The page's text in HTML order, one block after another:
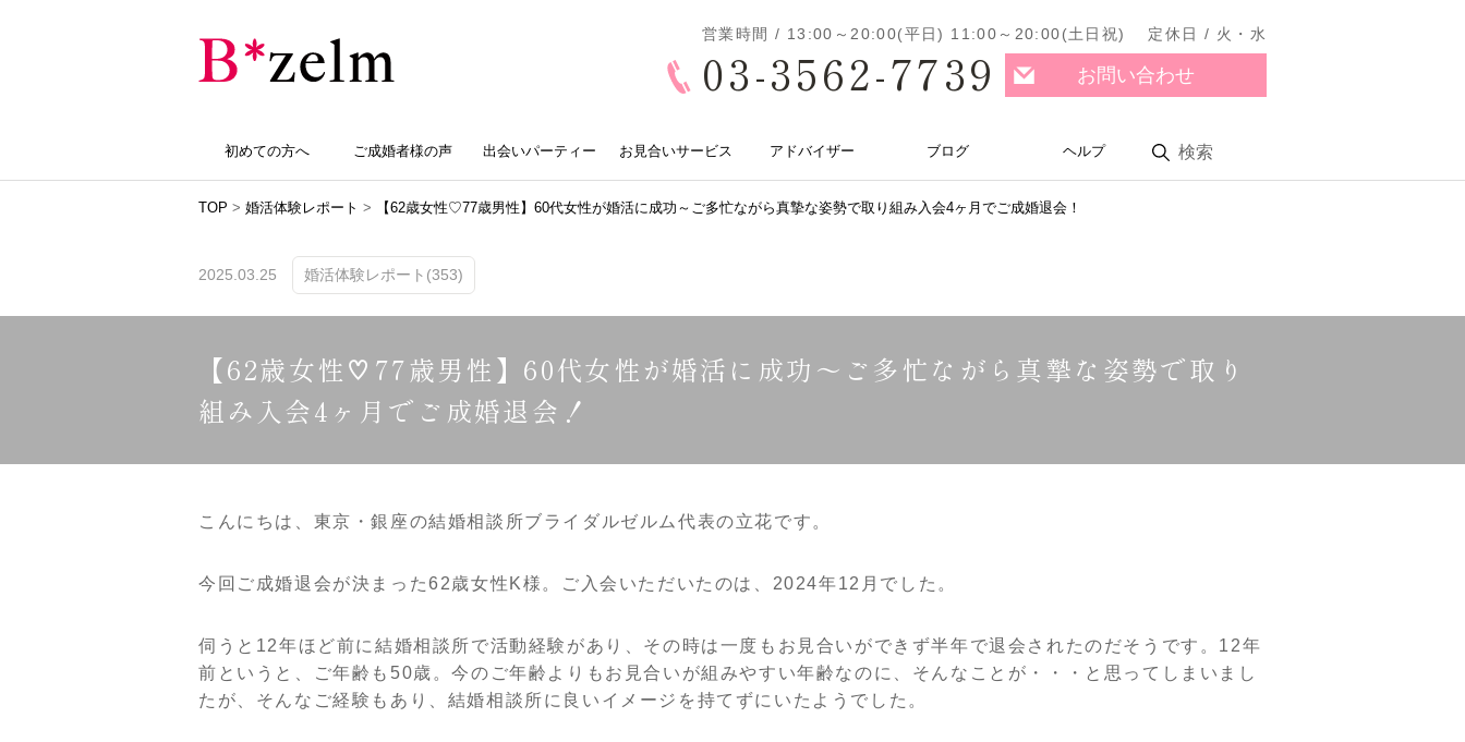
営業時間 / 13:00～20:00(平日) 11:00～20:00(土日祝) 定休日 / 火・水
03-3562-7739 お問い合わせ
初めての方へ ご成婚者様の声 出会いパーティー お見合いサービス アドバイザー ブログ ヘルプ 検索
TOP > 婚活体験レポート > 【62歳女性♡77歳男性】60代女性が婚活に成功～ご多忙ながら真摯な姿勢で取り組み入会4ヶ月でご成婚退会！
2025.03.25 婚活体験レポート(353)
【62歳女性♡77歳男性】60代女性が婚活に成功～ご多忙ながら真摯な姿勢で取り
組み入会4ヶ月でご成婚退会！
こんにちは、東京・銀座の結婚相談所ブライダルゼルム代表の立花です。
今回ご成婚退会が決まった62歳女性K様。ご入会いただいたのは、2024年12月でした。
伺うと12年ほど前に結婚相談所で活動経験があり、その時は一度もお見合いができず半年で退会されたのだそうです。12年
前というと、ご年齢も50歳。今のご年齢よりもお見合いが組みやすい年齢なのに、そんなことが・・・と思ってしまいまし
たが、そんなご経験もあり、結婚相談所に良いイメージを持てずにいたようでした。